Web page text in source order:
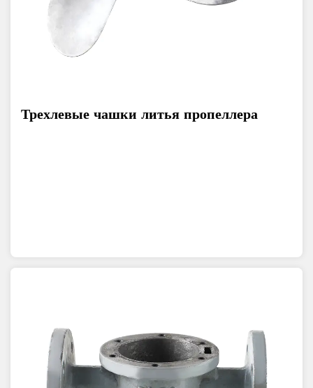
Трехлевые чашки литья пропеллера